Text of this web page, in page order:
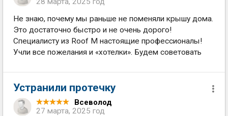
Не знаю, почему мы раньше не поменяли крышу дома.
Это достаточно быстро и не очень дорого!
Специалисту из Roof M настоящие профессионалы!
Учли все пожелания и «хотелки». Будем советовать
Устранили протечку
Всеволод
27 марта, 2025 год